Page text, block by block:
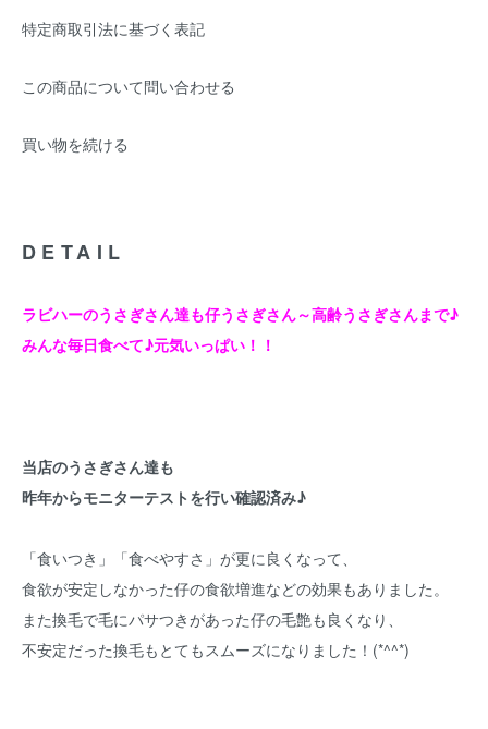
特定商取引法に基づく表記
この商品について問い合わせる
買い物を続ける
DETAIL
ラビハーのうさぎさん達も仔うさぎさん～高齢うさぎさんまで♪
みんな毎日食べて♪元気いっぱい！！
当店のうさぎさん達も
昨年からモニターテストを行い確認済み♪
「食いつき」「食べやすさ」が更に良くなって、
食欲が安定しなかった仔の食欲増進などの効果もありました。
また換毛で毛にパサつきがあった仔の毛艶も良くなり、
不安定だった換毛もとてもスムーズになりました！(*^^*)